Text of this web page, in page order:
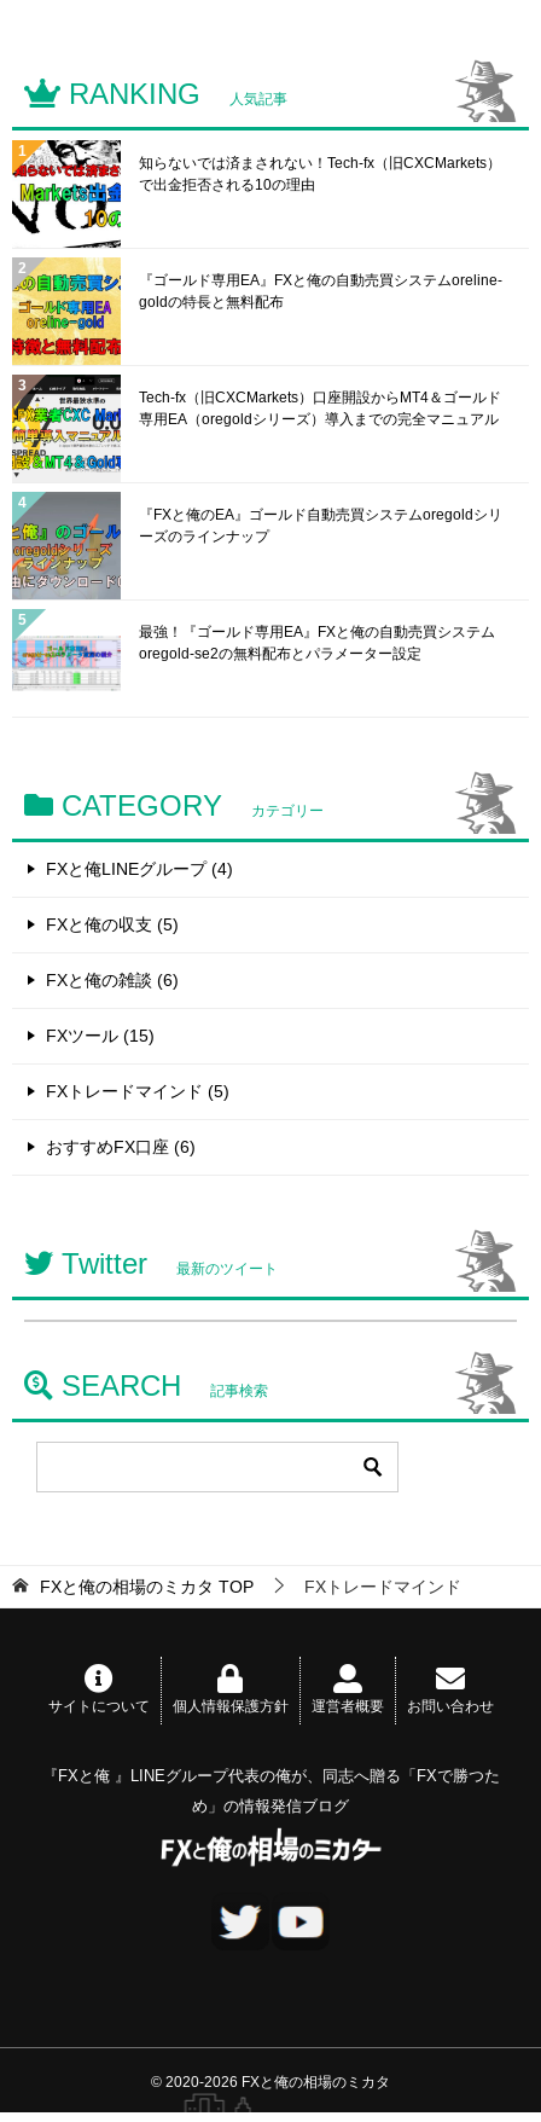
RANKING 人気記事
知らないでは済まされない！Tech-fx（旧CXCMarkets）
で出金拒否される10の理由
『ゴールド専用EA』FXと俺の自動売買システムoreline-
goldの特長と無料配布
Tech-fx（旧CXCMarkets）口座開設からMT4＆ゴールド
専用EA（oregoldシリーズ）導入までの完全マニュアル
『FXと俺のEA』ゴールド自動売買システムoregoldシリ
ーズのラインナップ
最強！『ゴールド専用EA』FXと俺の自動売買システム
oregold-se2の無料配布とパラメーター設定
CATEGORY カテゴリー
FXと俺LINEグループ (4)
FXと俺の収支 (5)
FXと俺の雑談 (6)
FXツール (15)
FXトレードマインド (5)
おすすめFX口座 (6)
Twitter 最新のツイート
SEARCH 記事検索
FXと俺の相場のミカタ TOP FXトレードマインド
サイトについて 個人情報保護方針 運営者概要 お問い合わせ
『FXと俺 』LINEグループ代表の俺が、同志へ贈る「FXで勝つた
め」の情報発信ブログ
© 2020-2026 FXと俺の相場のミカタ